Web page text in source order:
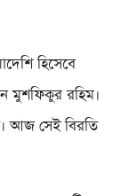
হিসেবে
মুশফিকুর রহিম।
আজ সেই বিরতি